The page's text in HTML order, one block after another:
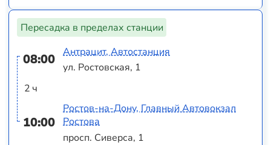
Пересадка в пределах станции
08:00
2 ч
10:00
Антрацит, Автостанция
ул. Ростовская, 1
Ростов-на-Дону, Главный Автовокзал
Ростова
просп. Сиверса, 1